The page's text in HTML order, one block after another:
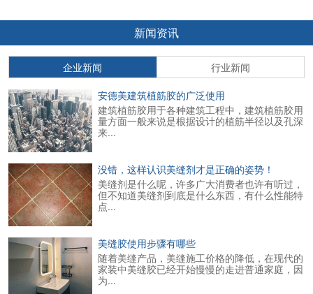
新闻资讯
企业新闻
行业新闻
安德美建筑植筋胶的广泛使用
建筑植筋胶用于各种建筑工程中，建筑植筋胶用
量方面一般来说是根据设计的植筋半径以及孔深
来...
没错，这样认识美缝剂才是正确的姿势！
美缝剂是什么呢，许多广大消费者也许有听过，
但不知道美缝剂到底是什么东西，有什么性能特
点...
美缝胶使用步骤有哪些
随着美缝产品，美缝施工价格的降低，在现代的
家装中美缝胶已经开始慢慢的走进普通家庭，因
为...